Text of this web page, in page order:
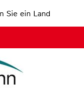
Sie ein Land